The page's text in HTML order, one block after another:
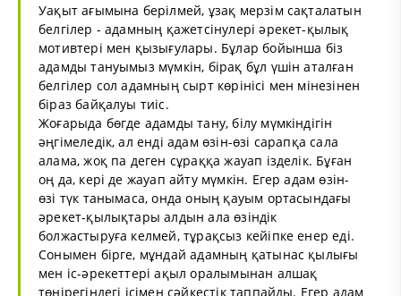
Уақыт ағымына берілмей, ұзақ мерзім сақталатын
белгілер - адамның қажетсінулері әрекет-қылық
мотивтері мен қызығулары. Бұлар бойынша біз
адамды тануымыз мүмкін, бірақ бұл үшін аталған
белгілер сол адамның сырт көрінісі мен мінезінен
біраз байқалуы тиіс.
Жоғарыда бөгде адамды тану, білу мүмкіндігін
әңгімеледік, ал енді адам өзін-өзі сарапқа сала
алама, жоқ па деген сұраққа жауап ізделік. Бұған
оң да, кері де жауап айту мүмкін. Егер адам өзін-
өзі түк танымаса, онда оның қауым ортасындағы
әрекет-қылықтары алдын ала өзіндік
болжастыруға келмей, тұрақсыз кейіпке енер еді.
Сонымен бірге, мұндай адамның қатынас қылығы
мен іс-әрекеттері ақыл оралымынан алшақ
төңірегіндегі ісімен сәйкестік таппайды. Егер адам